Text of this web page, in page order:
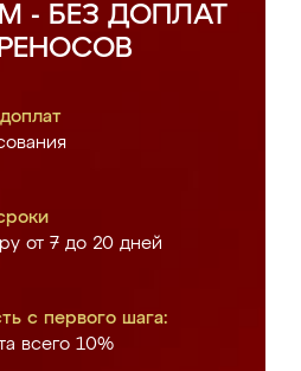
- БЕЗ ДОПЛАТ
от 7 до 20 дней
с первого шага:
всего 10%